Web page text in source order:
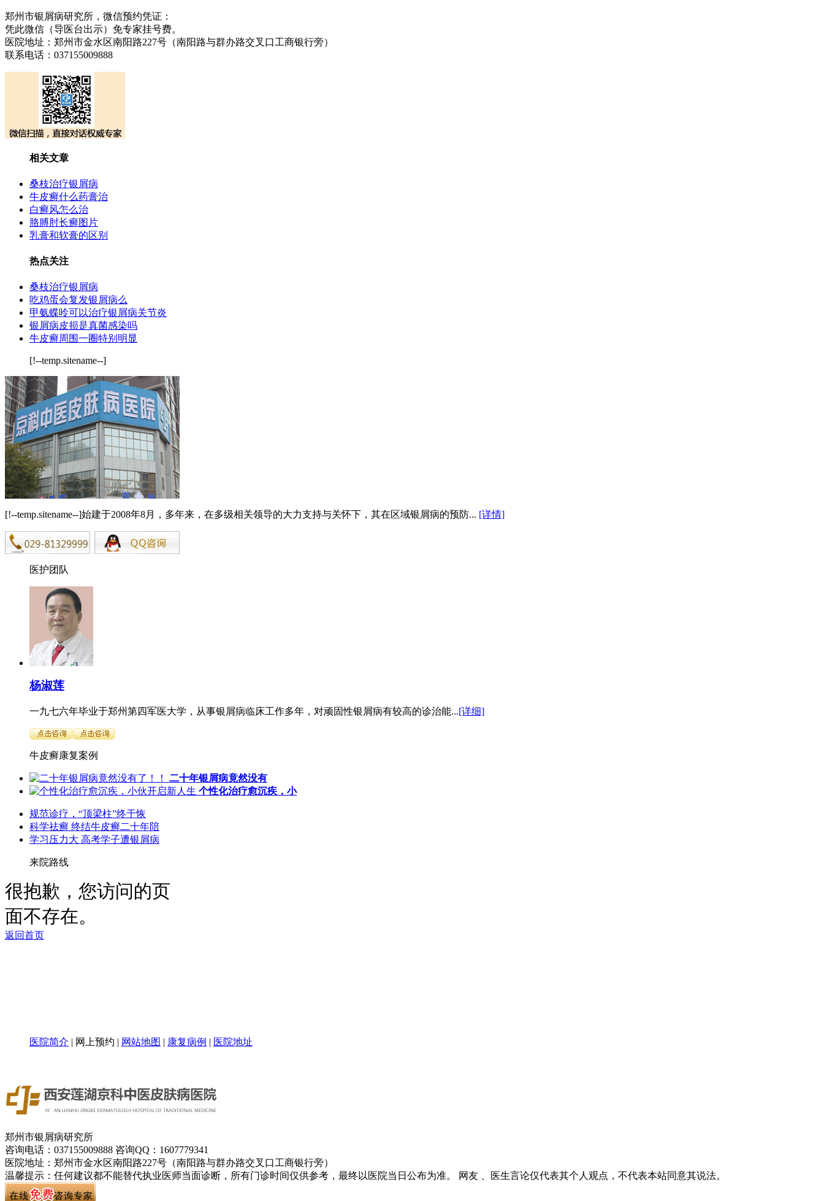
郑州市银屑病研究所，微信预约凭证：
凭此微信（导医台出示）免专家挂号费。
医院地址：郑州市金水区南阳路227号（南阳路与群办路交叉口工商银行旁）
联系电话：037155009888
相关文章
桑枝治疗银屑病
牛皮癣什么药膏治
白癣风怎么治
胳膊肘长癣图片
乳膏和软膏的区别
热点关注
桑枝治疗银屑病
吃鸡蛋会复发银屑病么
甲氨蝶呤可以治疗银屑病关节炎
银屑病皮损是真菌感染吗
牛皮癣周围一圈特别明显
[!--temp.sitename--]
[!--temp.sitename--]始建于2008年8月，多年来，在多级相关领导的大力支持与关怀下，其在区域银屑病的预防... [详情]
医护团队
杨淑莲
一九七六年毕业于郑州第四军医大学，从事银屑病临床工作多年，对顽固性银屑病有较高的诊治能...[详细]
牛皮癣康复案例
二十年银屑病竟然没有
个性化治疗愈沉疾，小
规范诊疗，“顶梁柱”终于恢
科学祛癣 终结牛皮癣二十年陪
学习压力大 高考学子遭银屑病
来院路线
医院简介 | 网上预约 | 网站地图 | 康复病例 | 医院地址
郑州市银屑病研究所
咨询电话：037155009888 咨询QQ：1607779341
医院地址：郑州市金水区南阳路227号（南阳路与群办路交叉口工商银行旁）
温馨提示：任何建议都不能替代执业医师当面诊断，所有门诊时间仅供参考，最终以医院当日公布为准。 网友 、医生言论仅代表其个人观点，不代表本站同意其说法。